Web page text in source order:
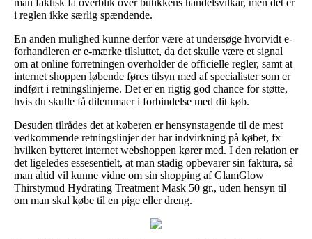
i reglen ikke særlig spændende.
En anden mulighed kunne derfor være at undersøge hvorvidt e-
forhandleren er e-mærke tilsluttet, da det skulle være et signal
om at online forretningen overholder de officielle regler, samt at
internet shoppen løbende føres tilsyn med af specialister som er
indført i retningslinjerne. Det er en rigtig god chance for støtte,
hvis du skulle få dilemmaer i forbindelse med dit køb.
Desuden tilrådes det at køberen er hensynstagende til de mest
vedkommende retningslinjer der har indvirkning på købet, fx
hvilken bytteret internet webshoppen kører med. I den relation er
det ligeledes essesentielt, at man stadig opbevarer sin faktura, så
man altid vil kunne vidne om sin shopping af GlamGlow
Thirstymud Hydrating Treatment Mask 50 gr., uden hensyn til
om man skal købe til en pige eller dreng.